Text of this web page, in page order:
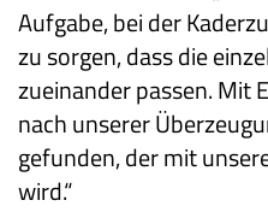
Aufgabe, bei der
zu sorgen, dass die
zueinander passen. Mit
nach unserer
gefunden, der mit
wird.“